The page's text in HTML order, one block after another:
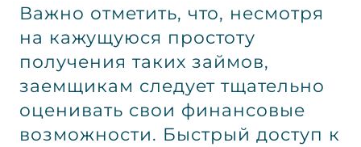
Важно отметить, что, несмотря
на кажущуюся простоту
получения таких займов,
заемщикам следует тщательно
оценивать свои финансовые
возможности. Быстрый доступ к